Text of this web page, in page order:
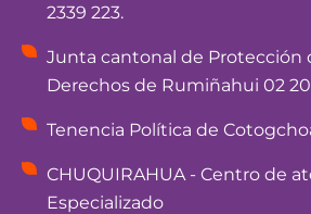
2339 223.
Junta cantonal de Protección
Derechos de Rumiñahui 02
Tenencia Política de
CHUQUIRAHUA - Centro de
Especializado